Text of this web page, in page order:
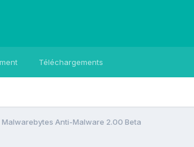
Téléchargements
Malwarebytes Anti-Malware 2.00 Beta